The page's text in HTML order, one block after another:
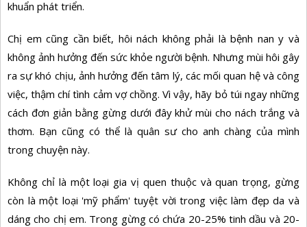
khuẩn phát triển.
Chị em cũng cần biết, hôi nách không phải là bệnh nan y và
không ảnh hưởng đến sức khỏe người bệnh. Nhưng mùi hôi gây
ra sự khó chịu, ảnh hưởng đến tâm lý, các mối quan hệ và công
việc, thậm chí tình cảm vợ chồng. Vì vậy, hãy bỏ túi ngay những
cách đơn giản bằng gừng dưới đây khử mùi cho nách trắng và
thơm. Bạn cũng có thể là quân sư cho anh chàng của mình
trong chuyện này.
Không chỉ là một loại gia vị quen thuộc và quan trọng, gừng
còn là một loại 'mỹ phẩm' tuyệt vời trong việc làm đẹp da và
dáng cho chị em. Trong gừng có chứa 20-25% tinh dầu và 20-